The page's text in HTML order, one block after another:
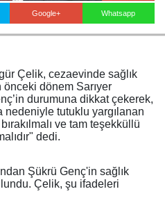
Google+ Whatsapp
Çelik, cezaevinde sağlık
dönem Sarıyer
durumuna dikkat çekerek,
nedeniyle tutuklu yargılanan
ve tam teşekküllü
dedi.
Şükrü Genç'in sağlık
Çelik, şu ifadeleri
Haberin Doğru Adresi.